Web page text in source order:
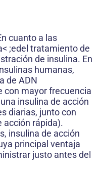
cuanto a las
;edel tratamiento de
de insulina. En
humanas,
de ADN
con mayor frecuencia
insulina de acción
diarias, junto con
acción rápida).
insulina de acción
principal ventaja
justo antes del